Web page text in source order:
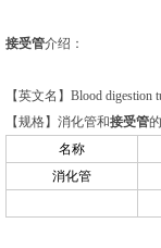
接受管介绍：
【英文名】Blood digestion
【规格】消化管和接受管
名称
消化管